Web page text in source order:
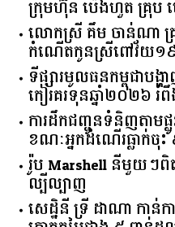
ក្រុមហ៊ុន ប៉េងហួត គ្រុប
លោកស្រី គឹម ចាន់ណា គ្
កំណើតកូនស្រីពៅវ័យ១៩ ឆ្
ទីផ្សារ​មូលធន​កម្ពុជា​បង្
កៀរគរ​ទុន​ឆ្នាំ​២០២៦​
ការដឹកជញ្ជូនទំនិញតាមផ្
ខណៈអ្នកដំណើរធ្លាក់ចុ
រ៉ូប Marshell នីមួយៗ
ល្បីល្បាញ
សេដ្ឋិនី ទ្រី ដាណា កាន់